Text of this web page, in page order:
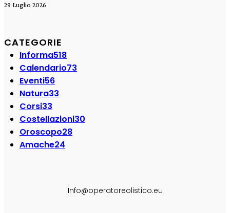
29 Luglio 2026
CATEGORIE
Informa518
Calendario73
Eventi56
Natura33
Corsi33
Costellazioni30
Oroscopo28
Amache24
Info@operatoreolistico.eu